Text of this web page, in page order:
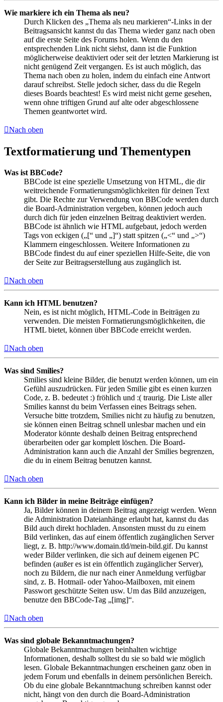
Wie markiere ich ein Thema als neu?
Durch Klicken des „Thema als neu markieren“-Links in der
Beitragsansicht kannst du das Thema wieder ganz nach oben
auf die erste Seite des Forums holen. Wenn du den
entsprechenden Link nicht siehst, dann ist die Funktion
möglicherweise deaktiviert oder seit der letzten Markierung ist
nicht genügend Zeit vergangen. Es ist auch möglich, das
Thema nach oben zu holen, indem du einfach eine Antwort
darauf schreibst. Stelle jedoch sicher, dass du die Regeln
dieses Boards beachtest! Es wird meist nicht gerne gesehen,
wenn ohne triftigen Grund auf alte oder abgeschlossene
Themen geantwortet wird.
Nach oben
Textformatierung und Thementypen
Was ist BBCode?
BBCode ist eine spezielle Umsetzung von HTML, die dir
weitreichende Formatierungsmöglichkeiten für deinen Text
gibt. Die Rechte zur Verwendung von BBCode werden durch
die Board-Administration vergeben, können jedoch auch
durch dich für jeden einzelnen Beitrag deaktiviert werden.
BBCode ist ähnlich wie HTML aufgebaut, jedoch werden
Tags von eckigen („[“ und „]“) statt spitzen („<“ und „>“)
Klammern eingeschlossen. Weitere Informationen zu
BBCode findest du auf einer speziellen Hilfe-Seite, die von
der Seite zur Beitragserstellung aus zugänglich ist.
Nach oben
Kann ich HTML benutzen?
Nein, es ist nicht möglich, HTML-Code in Beiträgen zu
verwenden. Die meisten Formatierungsmöglichkeiten, die
HTML bietet, können über BBCode erreicht werden.
Nach oben
Was sind Smilies?
Smilies sind kleine Bilder, die benutzt werden können, um ein
Gefühl auszudrücken. Für jeden Smilie gibt es einen kurzen
Code, z. B. bedeutet :) fröhlich und :( traurig. Die Liste aller
Smilies kannst du beim Verfassen eines Beitrags sehen.
Versuche bitte trotzdem, Smilies nicht zu häufig zu benutzen,
sie können einen Beitrag schnell unlesbar machen und ein
Moderator könnte deshalb deinen Beitrag entsprechend
überarbeiten oder gar komplett löschen. Die Board-
Administration kann auch die Anzahl der Smilies begrenzen,
die du in einem Beitrag benutzen kannst.
Nach oben
Kann ich Bilder in meine Beiträge einfügen?
Ja, Bilder können in deinem Beitrag angezeigt werden. Wenn
die Administration Dateianhänge erlaubt hat, kannst du das
Bild auch direkt hochladen. Ansonsten musst du zu einem
Bild verlinken, das auf einem öffentlich zugänglichen Server
liegt, z. B. http://www.domain.tld/mein-bild.gif. Du kannst
weder Bilder verlinken, die sich auf deinem eigenen PC
befinden (außer es ist ein öffentlich zugänglicher Server),
noch zu Bildern, die nur nach einer Anmeldung verfügbar
sind, z. B. Hotmail- oder Yahoo-Mailboxen, mit einem
Passwort geschützte Seiten usw. Um das Bild anzuzeigen,
benutze den BBCode-Tag „[img]“.
Nach oben
Was sind globale Bekanntmachungen?
Globale Bekanntmachungen beinhalten wichtige
Informationen, deshalb solltest du sie so bald wie möglich
lesen. Globale Bekanntmachungen erscheinen ganz oben in
jedem Forum und ebenfalls in deinem persönlichen Bereich.
Ob du eine globale Bekanntmachung schreiben kannst oder
nicht, hängt von den durch die Board-Administration